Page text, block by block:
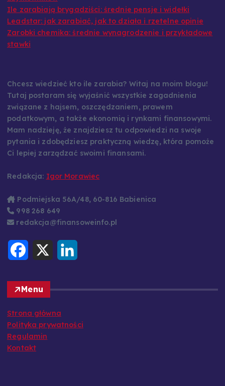
Leadstar: jak zarabiać, jak to działa i rzetelne opinie
Zarobki chemika: średnie wynagrodzenie i przykładowe
stawki
Tutaj postaram się wyjaśnić wszystkie zagadnienia
związane z hajsem, oszczędzaniem, prawem
podatkowym, a także ekonomią i rynkami finansowymi.
Mam nadzieję, że znajdziesz tu odpowiedzi na swoje
pytania i zdobędziesz praktyczną wiedzę, która pomoże
Ci lepiej zarządzać swoimi finansami.
998 268 649
redakcja@finansoweinfo.pl
a
e
o
k
n
Menu
Polityka prywatności
Regulamin
Kontakt